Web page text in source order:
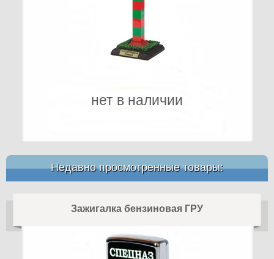
нет в наличии
Недавно просмотренные товары:
Зажигалка бензиновая ГРУ